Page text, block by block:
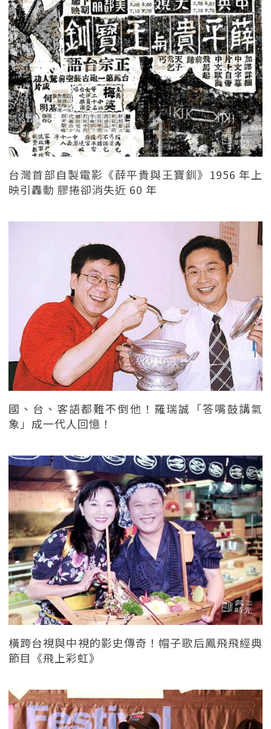
台灣首部自製電影《薛平貴與王寶釧》1956 年上
映引轟動 膠捲卻消失近 60 年
國、台、客語都難不倒他！羅瑞誠「答嘴鼓講氣
象」成一代人回憶！
橫跨台視與中視的影史傳奇！帽子歌后鳳飛飛經典
節目《飛上彩虹》